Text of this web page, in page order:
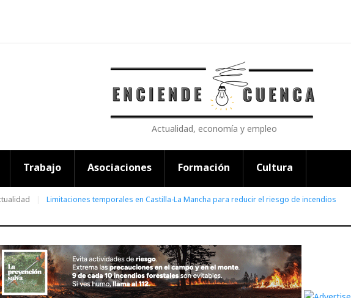
Actualidad, economía y empleo
Trabajo Asociaciones Formación Cultura
Limitaciones temporales en Castilla-La Mancha para reducir el riesgo de incendios